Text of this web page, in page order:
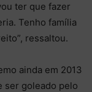
ter que fazer
Tenho família
ressaltou.
ainda em 2013
ser goleado pelo